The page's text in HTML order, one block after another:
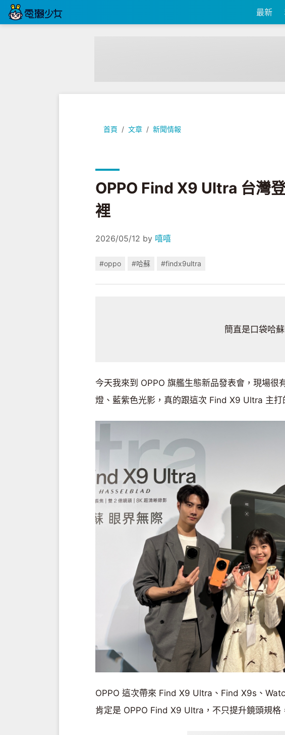
最新
首頁 文章 新聞情報
OPPO Find X9 Ultra 台灣登場！把哈蘇裝進口袋裡
OPPO Find X9 Ultra 台灣
裡
2026/05/12 by 嘻嘻
#oppo #哈蘇 #findx9ultra
簡直是口袋哈
今天我來到 OPPO 旗艦生態新品發表會，現場很
燈、藍紫色光影，真的跟這次 Find X9 Ultra 主
OPPO 這次帶來 Find X9 Ultra、Find X9s、
肯定是 OPPO Find X9 Ultra，不只提升鏡頭規格